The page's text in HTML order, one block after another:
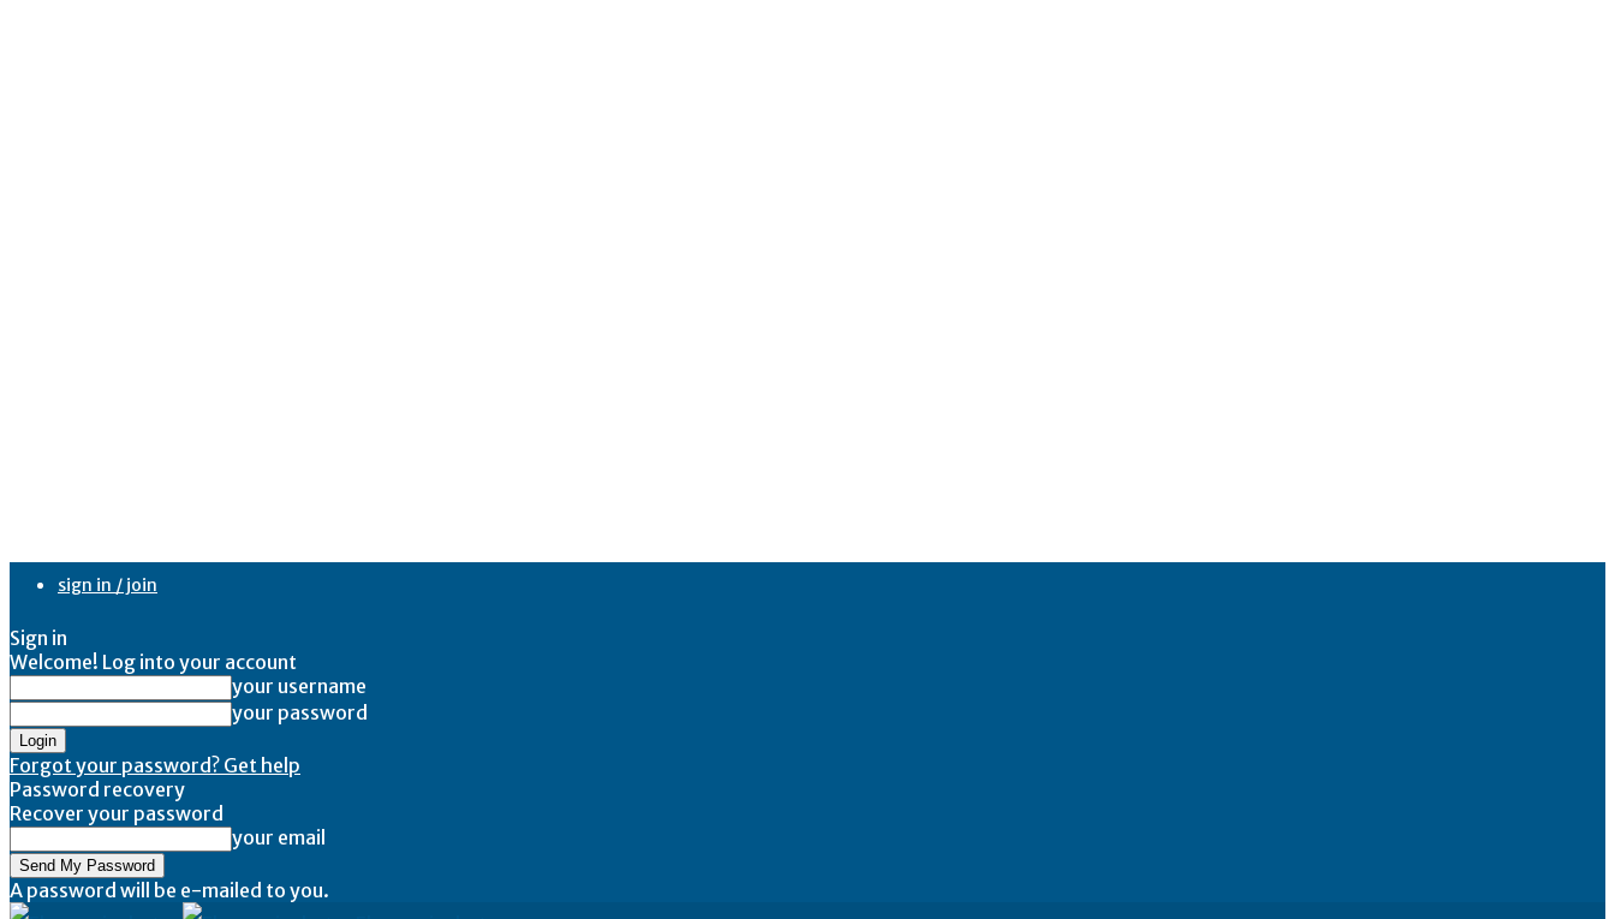
sign in / join
Sign in
Welcome! Log into your account
your username
your password
Forgot your password? Get help
Password recovery
Recover your password
your email
A password will be e-mailed to you.